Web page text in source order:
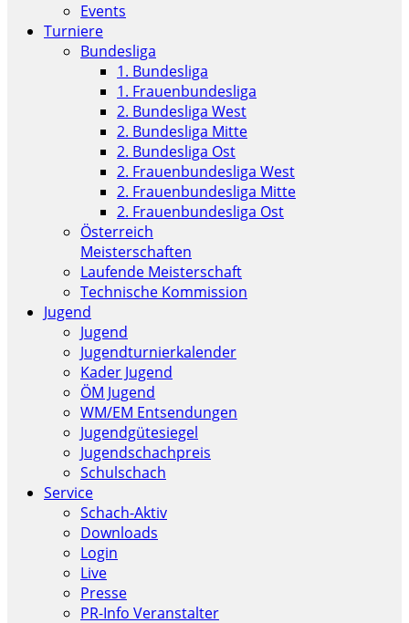
Events
Turniere
Bundesliga
1. Bundesliga
1. Frauenbundesliga
2. Bundesliga West
2. Bundesliga Mitte
2. Bundesliga Ost
2. Frauenbundesliga West
2. Frauenbundesliga Mitte
2. Frauenbundesliga Ost
Österreich
Meisterschaften
Laufende Meisterschaft
Technische Kommission
Jugend
Jugend
Jugendturnierkalender
Kader Jugend
ÖM Jugend
WM/EM Entsendungen
Jugendgütesiegel
Jugendschachpreis
Schulschach
Service
Schach-Aktiv
Downloads
Login
Live
Presse
PR-Info Veranstalter